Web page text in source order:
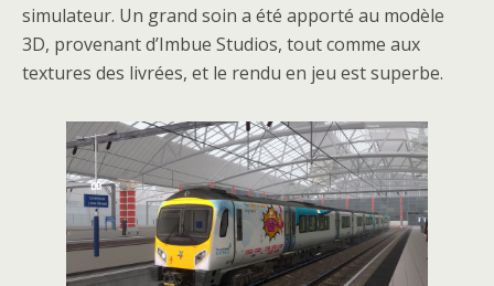
simulateur. Un grand soin a été apporté au modèle
3D, provenant d’Imbue Studios, tout comme aux
textures des livrées, et le rendu en jeu est superbe.